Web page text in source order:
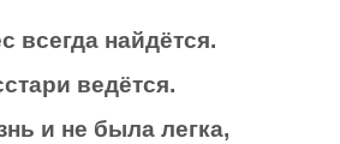
всегда найдётся.
ведётся.
и не была легка,